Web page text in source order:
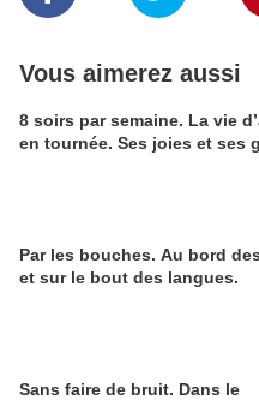
Vous aimerez aussi
8 soirs par semaine. La vie
en tournée. Ses joies et ses
Par les bouches. Au bord
et sur le bout des langues.
Sans faire de bruit. Dans le